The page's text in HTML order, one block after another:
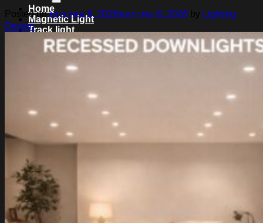
Home
Magnetic Light
Track light
Downlight
DOWNLIGHT E27
DOWNLIGHT AR111
Downlight LED COB
หลอดไฟ LED LAMPO
สินค้า Lighting
LED Linear
Power Supply
LED Panel
LED Panel Light Office
Wall Light
Posted onมกราคม 6, 2026มกราคม 6, 2026 by Lighting
Design